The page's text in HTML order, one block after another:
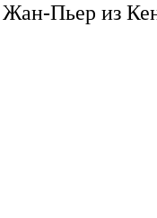
Жан-Пьер из